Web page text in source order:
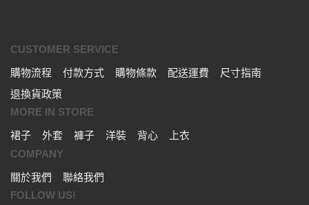
CUSTOMER SERVICE
購物流程
付款方式 購物條款 配送運費
尺寸指南
退換貨政策
MORE IN STORE
裙子
外套 褲子 洋裝 背心
上衣
COMPANY
關於我們
聯絡我們
FOLLOW US!